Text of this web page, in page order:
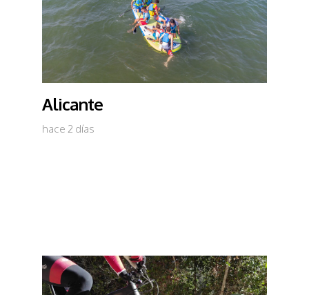
Alicante
hace 2 días